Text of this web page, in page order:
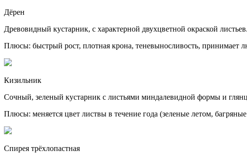
Дёрен
Древовидный кустарник, с характерной двухцветной окраской листьев.
Плюсы: быстрый рост, плотная крона, теневыносливость, принимает
Кизильник
Сочный, зеленый кустарник с листьями миндалевидной формы и
Плюсы: меняется цвет листвы в течение года (зеленые летом,
Спирея трёхлопастная